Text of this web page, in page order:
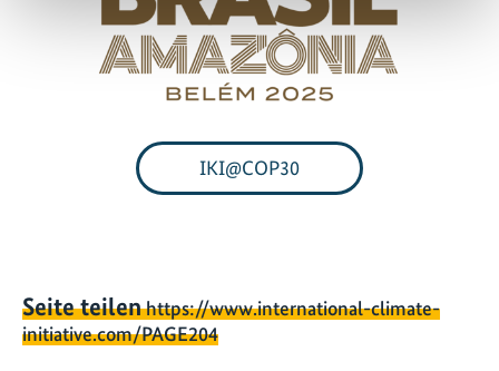
IKI@COP30
Seite teilenhttps://www.international-climate-
initiative.com/PAGE204